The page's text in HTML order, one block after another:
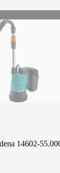
14602-